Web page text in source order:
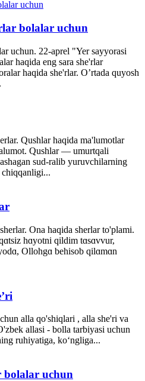
bolalar uchun
uchun. 22-aprel "Yer sayyorasi
haqida eng sara she'rlar
haqida she'rlar. O’rtada quyosh
Qushlar haqida ma'lumotlar
Qushlar — umurtqali
sud-ralib yuruvchilarning
Ona haqida sherlar to'plami.
hɑyotni qildim tɑsɑvvur,
Ollohgɑ behisob qilɑmɑn
alla qo'shiqlari , alla she'ri va
allasi - bolla tarbiyasi uchun
ruhiyatiga, ko‘ngliga...
bolalar uchun